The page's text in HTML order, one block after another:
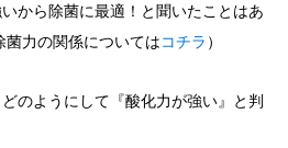
から除菌に最適！と聞いたことはあ
菌力の関係についてはコチラ ）
どのようにして『酸化力が強い』と判